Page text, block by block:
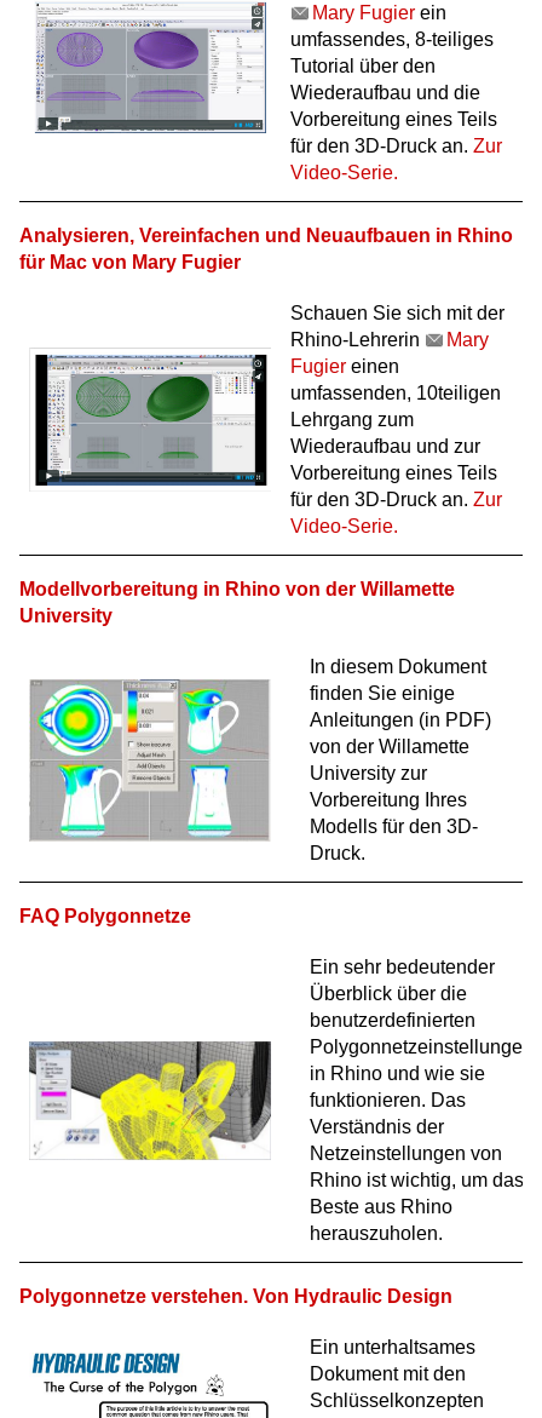
Mary Fugier ein
umfassendes, 8-teiliges
Tutorial über den
Wiederaufbau und die
Vorbereitung eines Teils
für den 3D-Druck an. Zur
Video-Serie.
Analysieren, Vereinfachen und Neuaufbauen in Rhino
für Mac von Mary Fugier
Schauen Sie sich mit der
Rhino-Lehrerin
Mary
Fugier einen
umfassenden, 10teiligen
Lehrgang zum
Wiederaufbau und zur
Vorbereitung eines Teils
für den 3D-Druck an. Zur
Video-Serie.
Modellvorbereitung in Rhino von der Willamette
University
In diesem Dokument
finden Sie einige
Anleitungen (in PDF)
von der Willamette
University zur
Vorbereitung Ihres
Modells für den 3D-
Druck.
FAQ Polygonnetze
Ein sehr bedeutender
Überblick über die
benutzerdefinierten
Polygonnetzeinstellungen
in Rhino und wie sie
funktionieren. Das
Verständnis der
Netzeinstellungen von
Rhino ist wichtig, um das
Beste aus Rhino
herauszuholen.
Polygonnetze verstehen. Von Hydraulic Design
Ein unterhaltsames
Dokument mit den
Schlüsselkonzepten